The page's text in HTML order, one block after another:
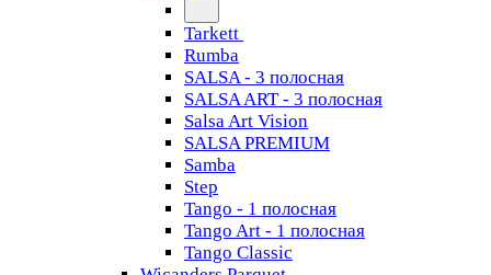
Tarkett
Rumba
SALSA - 3 полосная
SALSA ART - 3 полосная
Salsa Art Vision
SALSA PREMIUM
Samba
Step
Tango - 1 полосная
Tango Art - 1 полосная
Tango Classiс